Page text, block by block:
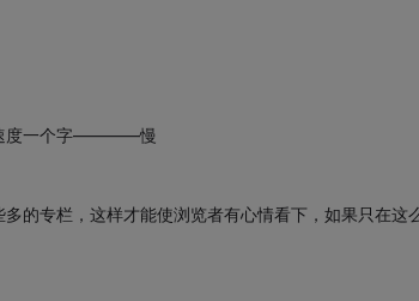
速度一个字————慢
的专栏，这样才能使浏览者有心情看下，如果只在这